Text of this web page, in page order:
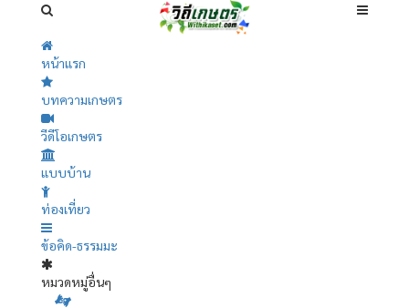
หน้าแรก
บทความเกษตร
วีดีโอเกษตร
แบบบ้าน
ท่องเที่ยว
ข้อคิด-ธรรมมะ
หมวดหมู่อื่นๆ